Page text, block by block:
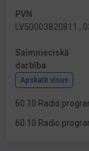
PVN
LV50003820811 ,
Saimnieciskā
darbība
Apskatīt visus
60.10 Radio
60.10 Radio